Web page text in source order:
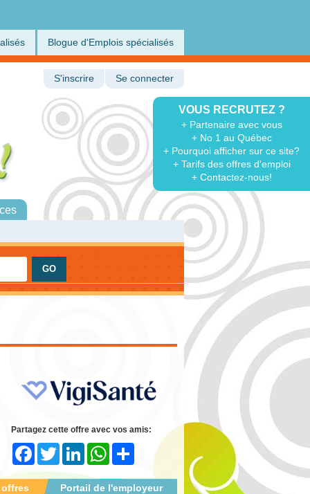
Blogue d'Emplois spécialisés
VOUS RECRUTEZ ?
+ Partenaire avec vous
+ No 1 au Québec
+ Pourquoi afficher sur ce site?
+ Tarifs des offres d'emploi
+ Contactez-nous!
S'inscrire Se connecter
Partagez cette offre avec vos amis:
FacebookTwitter LinkedInWhatsApp
Portail de l'employeur